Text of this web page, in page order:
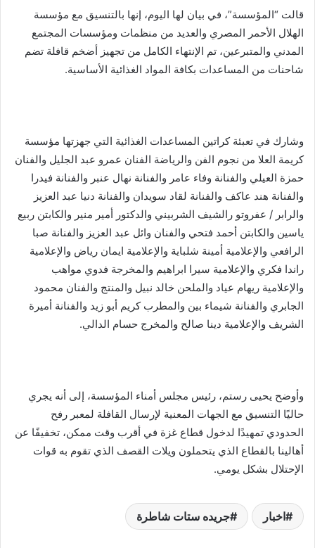
قالت “المؤسسة”، في بيان لها اليوم، إنها بالتنسيق مع مؤسسة
الهلال الأحمر المصري والعديد من منظمات ومؤسسات المجتمع
المدني والمتبرعين، تم الإنتهاء الكامل من تجهيز أضخم قافلة تضم
شاحنات من المساعدات بكافة المواد الغذائية الأساسية.
وشارك في تعبئة كراتين المساعدات الغذائية التي جهزتها مؤسسة
كريمة العلا من نجوم الفن والرياضة الفنان عمرو عبد الجليل والفنان
حمزة العيلي والفنانة وفاء عامر والفنانة نهال عنبر والفنانة فيدرا
والفنانة هند عاكف والفنانة لقاد سويدان والفنانة دنيا عبد العزيز
والرابر / عفروتو رالشيف الشربيني والدكتور أمير منير والكابتن ربيع
ياسين والكابتن أحمد فتحي والفنان وائل عبد العزيز والفنانة صبا
الرافعي والإعلامية أمينة شلباية والإعلامية ايمان رياض والإعلامية
راندا فكري والإعلامية سيرا ابراهيم والمخرجة فدوي مواهب
والإعلامية ريهام عياد والملحن خالد نبيل والمنتج والفنان محمود
الجابري والفنانة شيماء بين والمطرب كريم أبو زيد والفنانة أميرة
الشريف والإعلامية دينا صالح والمخرج حسام الدالي.
وأوضح يحيى رستم، رئيس مجلس أمناء المؤسسة، إلى أنه يجري
حاليًا التنسيق مع الجهات المعنية لإرسال القافلة لمعبر رفح
الحدودي تمهيدًا لدخول قطاع غزة في أقرب وقت ممكن، تخفيفًا عن
أهالينا بالقطاع الذي يتحملون ويلات القصف الذي تقوم به قوات
الإحتلال بشكل يومي.
اخبار جريده ستات شاطرة